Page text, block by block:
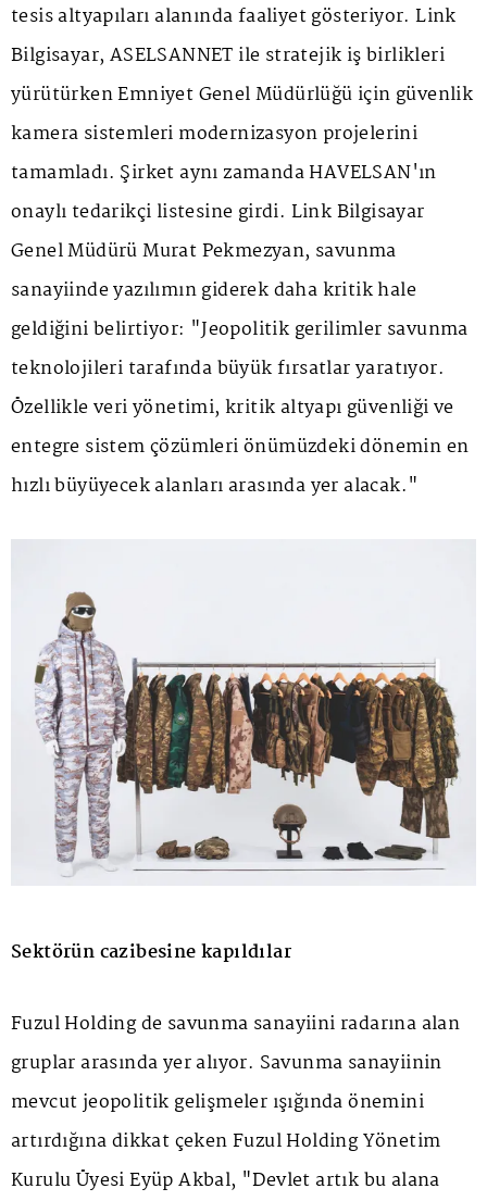
tesis altyapıları alanında faaliyet gösteriyor. Link
Bilgisayar, ASELSANNET ile stratejik iş birlikleri
yürütürken Emniyet Genel Müdürlüğü için güvenlik
kamera sistemleri modernizasyon projelerini
tamamladı. Şirket aynı zamanda HAVELSAN'ın
onaylı tedarikçi listesine girdi. Link Bilgisayar
Genel Müdürü Murat Pekmezyan, savunma
sanayiinde yazılımın giderek daha kritik hale
geldiğini belirtiyor: "Jeopolitik gerilimler savunma
teknolojileri tarafında büyük fırsatlar yaratıyor.
Özellikle veri yönetimi, kritik altyapı güvenliği ve
entegre sistem çözümleri önümüzdeki dönemin en
hızlı büyüyecek alanları arasında yer alacak."
Sektörün cazibesine kapıldılar
Fuzul Holding de savunma sanayiini radarına alan
gruplar arasında yer alıyor. Savunma sanayiinin
mevcut jeopolitik gelişmeler ışığında önemini
artırdığına dikkat çeken Fuzul Holding Yönetim
Kurulu Üyesi Eyüp Akbal, "Devlet artık bu alana